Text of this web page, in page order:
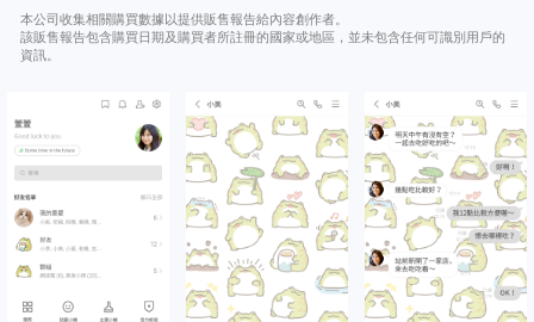
本公司收集相關購買數據以提供販售報告給內容創作者。
該販售報告包含購買日期及購買者所註冊的國家或地區，並未包含任何可識別用戶的
資訊。